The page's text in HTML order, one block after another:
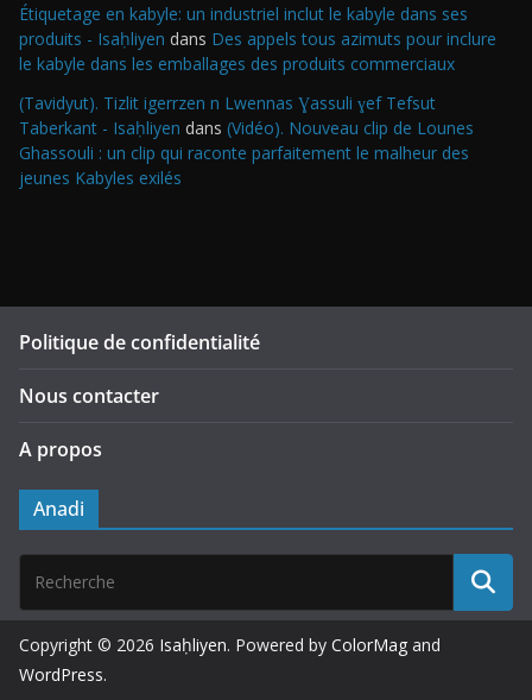
Étiquetage en kabyle: un industriel inclut le kabyle dans ses
produits - Isaḥliyen dans Des appels tous azimuts pour inclure
le kabyle dans les emballages des produits commerciaux
(Tavidyut). Tizlit igerrzen n Lwennas Ɣassuli ɣef Tefsut
Taberkant - Isaḥliyen dans (Vidéo). Nouveau clip de Lounes
Ghassouli : un clip qui raconte parfaitement le malheur des
jeunes Kabyles exilés
Politique de confidentialité
Nous contacter
A propos
Anadi
Copyright © 2026 Isaḥliyen. Powered by ColorMag and
WordPress.